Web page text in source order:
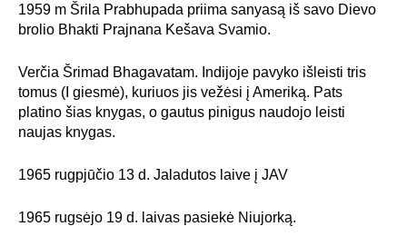
1959 m Šrila Prabhupada priima sanyasą iš savo Dievo
brolio Bhakti Prajnana Kešava Svamio.
Verčia Šrimad Bhagavatam. Indijoje pavyko išleisti tris
tomus (I giesmė), kuriuos jis vežėsi į Ameriką. Pats
platino šias knygas, o gautus pinigus naudojo leisti
naujas knygas.
1965 rugpjūčio 13 d. Jaladutos laive į JAV
1965 rugsėjo 19 d. laivas pasiekė Niujorką.